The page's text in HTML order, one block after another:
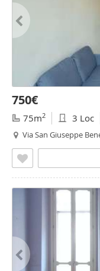
750€
75m2 3 Loc
Via San Giuseppe